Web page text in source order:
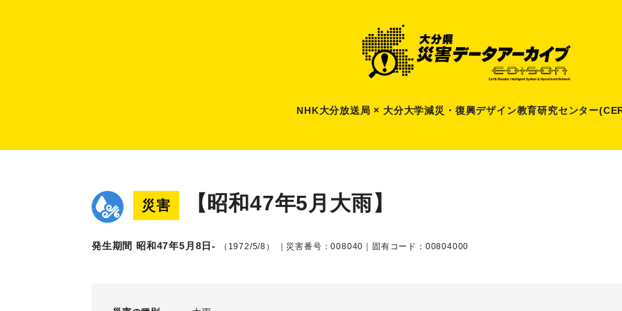
NHK大分放送局 × 大分大学減災 ・ 復興デザイン教育研究センター
災害 【昭和47年5月大雨】
発生期間 昭和47年5月8日- （1972/5/8） ｜災害番号：008040｜固有コード：00804000